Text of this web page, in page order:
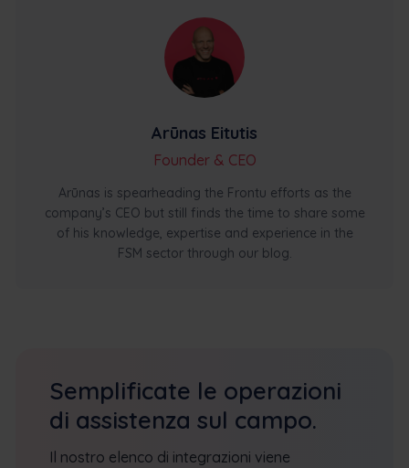
Arūnas Eitutis
Founder & CEO
Arūnas is spearheading the Frontu efforts as the
company’s CEO but still finds the time to share some
of his knowledge, expertise and experience in the
FSM sector through our blog.
Semplificate le operazioni
di assistenza sul campo.
Il nostro elenco di integrazioni viene